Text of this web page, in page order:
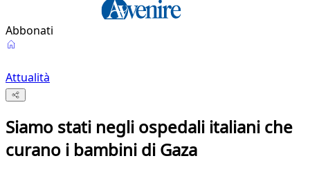
Abbonati
Attualità
Siamo stati negli ospedali italiani che
curano i bambini di Gaza